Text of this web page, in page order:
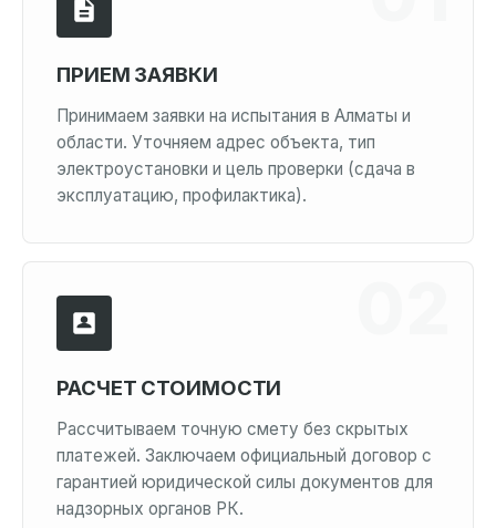
ПРИЕМ ЗАЯВКИ
Принимаем заявки на испытания в Алматы и
области. Уточняем адрес объекта, тип
электроустановки и цель проверки (сдача в
эксплуатацию, профилактика).
РАСЧЕТ СТОИМОСТИ
Рассчитываем точную смету без скрытых
платежей. Заключаем официальный договор с
гарантией юридической силы документов для
надзорных органов РК.